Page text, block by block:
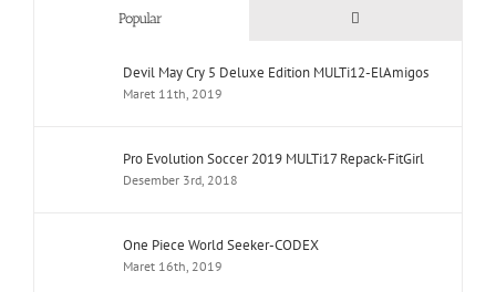
Popular Comments
Devil May Cry 5 Deluxe Edition MULTi12-ElAmigos
Maret 11th, 2019
Pro Evolution Soccer 2019 MULTi17 Repack-FitGirl
Desember 3rd, 2018
One Piece World Seeker-CODEX
Maret 16th, 2019